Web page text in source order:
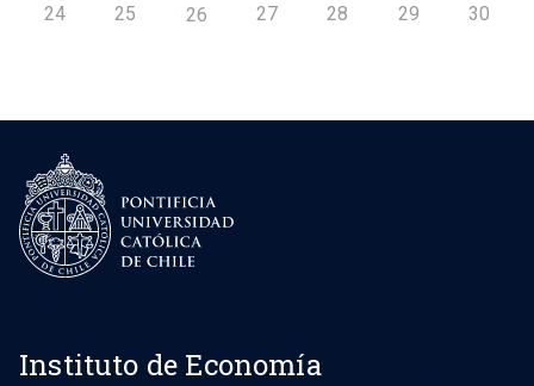
24 25 26 27 28 29 30
Instituto de Economía